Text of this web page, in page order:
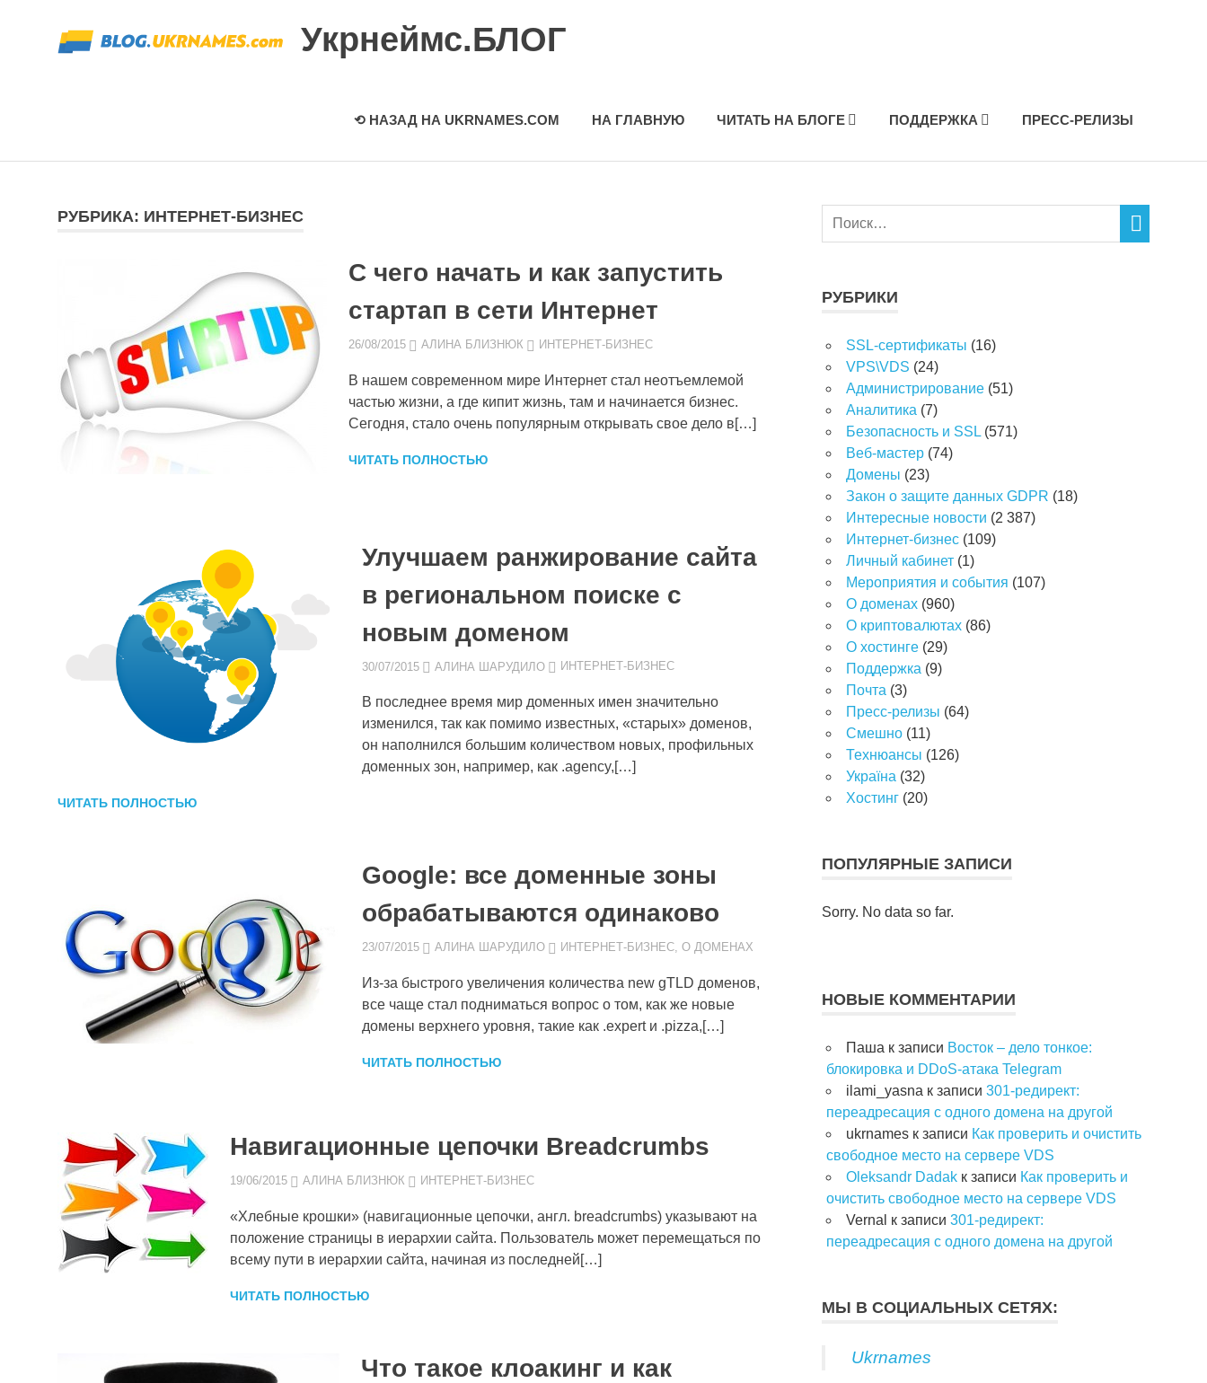
содержимому
Укрнеймс.БЛОГ
⟲ НАЗАД НА UKRNAMES.COM НА ГЛАВНУЮ ЧИТАТЬ НА БЛОГЕ ПОДДЕРЖКА ПРЕСС-РЕЛИЗЫ
РУБРИКА: ИНТЕРНЕТ-БИЗНЕС
С чего начать и как запустить
стартап в сети Интернет
26/08/2015 АЛИНА БЛИЗНЮК ИНТЕРНЕТ-БИЗНЕС
В нашем современном мире Интернет стал неотъемлемой
частью жизни, а где кипит жизнь, там и начинается бизнес.
Сегодня, стало очень популярным открывать свое дело в[…]
ЧИТАТЬ ПОЛНОСТЬЮ
Улучшаем ранжирование сайта
в региональном поиске с
новым доменом
30/07/2015 АЛИНА ШАРУДИЛО ИНТЕРНЕТ-БИЗНЕС
В последнее время мир доменных имен значительно
изменился, так как помимо известных, «старых» доменов,
он наполнился большим количеством новых, профильных
доменных зон, например, как .agency,[…]
ЧИТАТЬ ПОЛНОСТЬЮ
Google: все доменные зоны
обрабатываются одинаково
23/07/2015 АЛИНА ШАРУДИЛО ИНТЕРНЕТ-БИЗНЕС,О ДОМЕНАХ
Из-за быстрого увеличения количества new gTLD доменов,
все чаще стал подниматься вопрос о том, как же новые
домены верхнего уровня, такие как .expert и .pizza,[…]
ЧИТАТЬ ПОЛНОСТЬЮ
Навигационные цепочки Breadcrumbs
19/06/2015 АЛИНА БЛИЗНЮК ИНТЕРНЕТ-БИЗНЕС
«Хлебные крошки» (навигационные цепочки, англ. breadcrumbs) указывают на
положение страницы в иерархии сайта. Пользователь может перемещаться по
всему пути в иерархии сайта, начиная из последней[…]
ЧИТАТЬ ПОЛНОСТЬЮ
Что такое клоакинг и как
РУБРИКИ
SSL-сертификаты (16)
VPS\VDS (24)
Администрирование (51)
Аналитика (7)
Безопасность и SSL (571)
Веб-мастер (74)
Домены (23)
Закон о защите данных GDPR (18)
Интересные новости (2 387)
Интернет-бизнес (109)
Личный кабинет (1)
Мероприятия и события (107)
О доменах (960)
О криптовалютах (86)
О хостинге (29)
Поддержка (9)
Почта (3)
Пресс-релизы (64)
Смешно (11)
Технюансы (126)
Україна (32)
Хостинг (20)
ПОПУЛЯРНЫЕ ЗАПИСИ
Sorry. No data so far.
НОВЫЕ КОММЕНТАРИИ
Паша к записи Восток – дело тонкое:
блокировка и DDoS-атака Telegram
ilami_yasna к записи 301-редирект:
переадресация с одного домена на другой
ukrnames к записи Как проверить и очистить
свободное место на сервере VDS
Oleksandr Dadak к записи Как проверить и
очистить свободное место на сервере VDS
Vernal к записи 301-редирект:
переадресация с одного домена на другой
МЫ В СОЦИАЛЬНЫХ СЕТЯХ:
Ukrnames